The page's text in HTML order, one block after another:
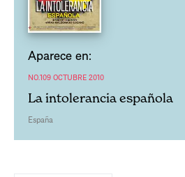
Aparece en:
NO.109 OCTUBRE 2010
La intolerancia española
España